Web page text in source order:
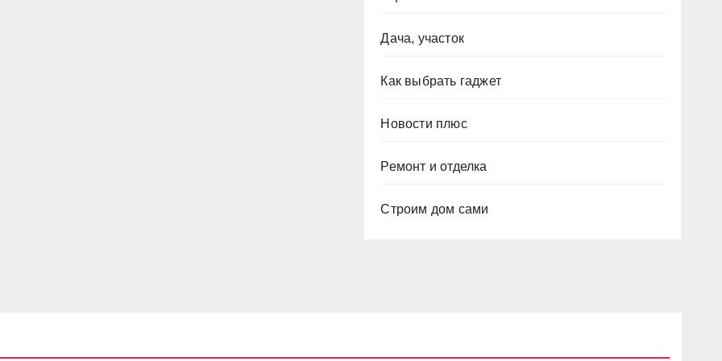
Дача, участок
Как выбрать гаджет
Новости плюс
Ремонт и отделка
Строим дом сами